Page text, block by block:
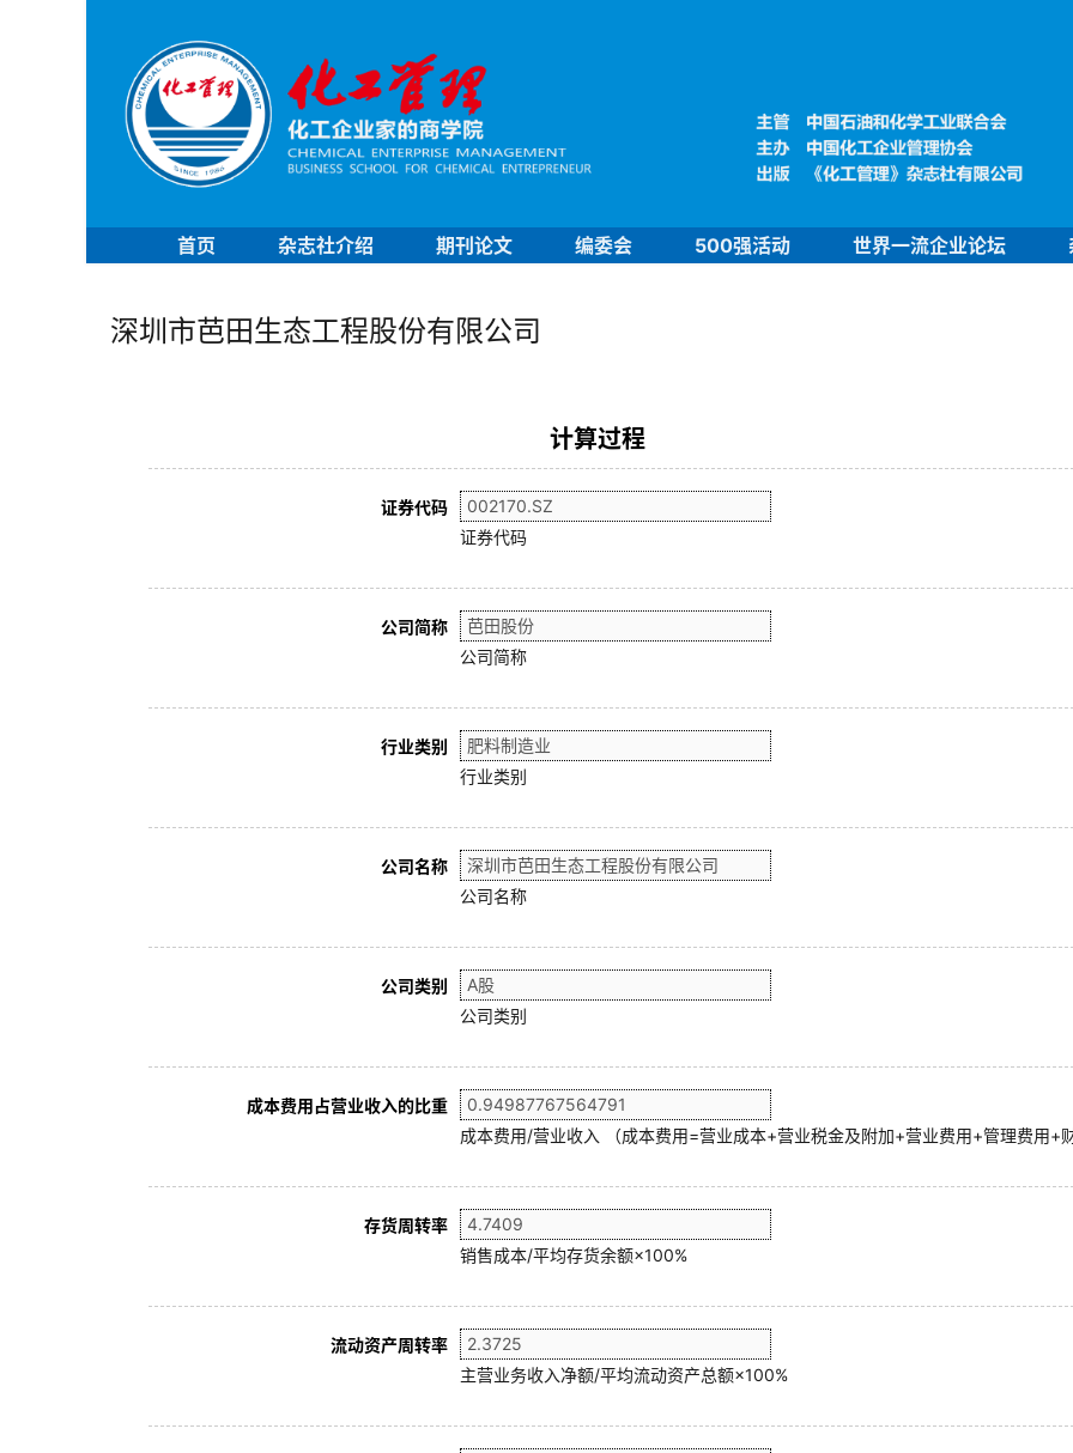
首页 杂志社介绍 期刊论文 编委会 500强活动 世界一流企业论坛
深圳市芭田生态工程股份有限公司
计算过程
证券代码
证券代码
公司简称
公司简称
行业类别
行业类别
公司名称
公司名称
公司类别
公司类别
成本费用占营业收入的比重
成本费用/营业收入 （成本费用=营业成本+营业税金及附加+营业费用+管理费用+财
存货周转率
销售成本/平均存货余额×100%
流动资产周转率
主营业务收入净额/平均流动资产总额×100%